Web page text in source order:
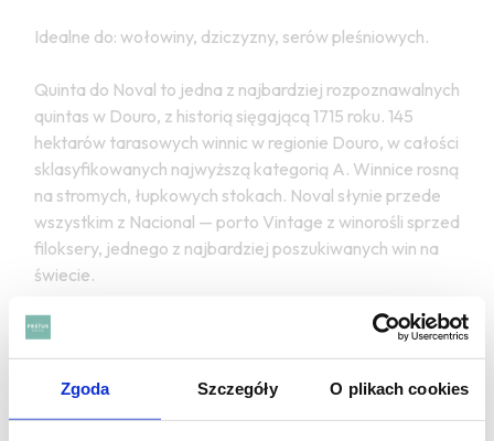
Zgoda Szczegóły O plikach cookies
Idealne do: wołowiny, dziczyzny, serów pleśniowych.
Quinta do Noval to jedna z najbardziej rozpoznawalnych
quintas w Douro, z historią sięgającą 1715 roku. 145
hektarów tarasowych winnic w regionie Douro, w całości
sklasyfikowanych najwyższą kategorią A. Winnice rosną
na stromych, łupkowych stokach. Noval słynie przede
wszystkim z Nacional — porto Vintage z winorośli sprzed
filoksery, jednego z najbardziej poszukiwanych win na
świecie.
Najczęstsze pytania:
Jak 2015 wypada w kontekście deklaracji Noval z lat